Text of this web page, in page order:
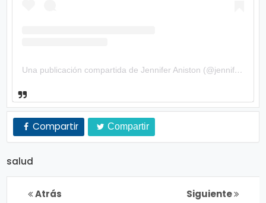
Una publicación compartida de Jennifer Aniston (@jenniferaniston)
Compartir Compartir
salud
Siguiente
Atrás